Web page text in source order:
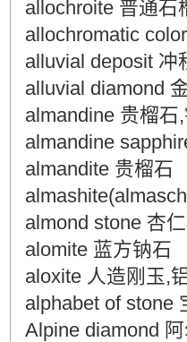
allochroite 普通石
allochromatic
alluvial deposit 冲
alluvial diamond
almandine 贵榴石
almandine
almandite 贵榴石
almond stone 杏
alomite 蓝方钠石
aloxite 人造刚玉,
alphabet of stone
Alpine diamond